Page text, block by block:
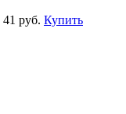
41 руб. Купить